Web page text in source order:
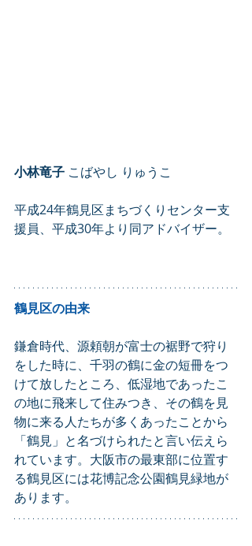
小林竜子 こばやし りゅうこ
平成24年鶴見区まちづくりセンター支
援員、平成30年より同アドバイザー。
鶴見区の由来
鎌倉時代、源頼朝が富士の裾野で狩り
をした時に、千羽の鶴に金の短冊をつ
けて放したところ、低湿地であったこ
の地に飛来して住みつき、その鶴を見
物に来る人たちが多くあったことから
「鶴見」と名づけられたと言い伝えら
れています。大阪市の最東部に位置す
る鶴見区には花博記念公園鶴見緑地が
あります。